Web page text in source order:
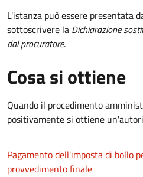
L'istanza può essere presentata
sottoscrivere la Dichiarazione
dal procuratore.
Cosa si ottiene
Quando il procedimento
positivamente si ottiene
Pagamento dell'imposta di bollo
provvedimento finale